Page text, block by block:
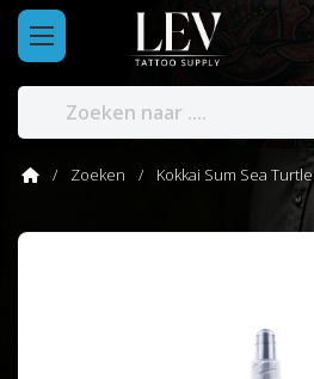
Zoeken Kokkai Sum Sea Turtle